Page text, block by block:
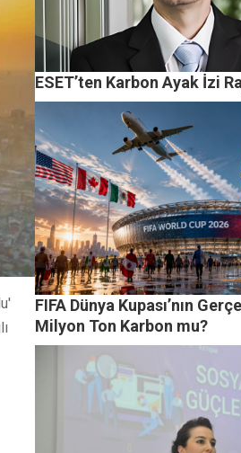
ESET’ten Karbon Ayak İzi
FIFA Dünya Kupası’nın
Milyon Ton Karbon mu?